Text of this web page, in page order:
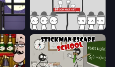
We Become What We Behold